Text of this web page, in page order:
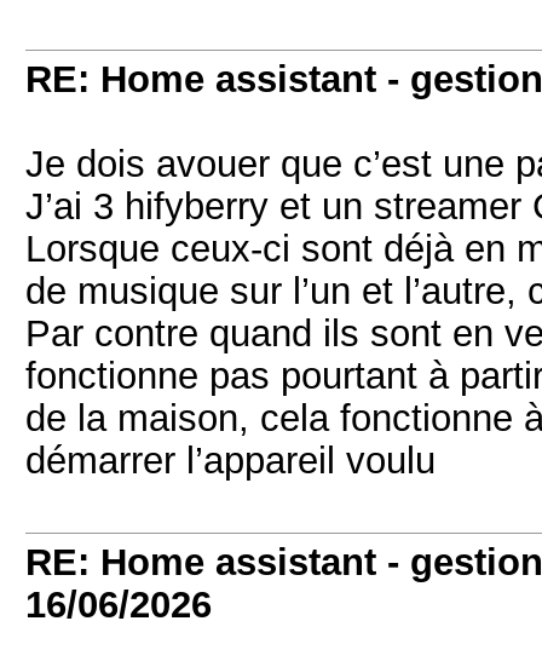
RE: Home assistant -
Je dois avouer que c’est une
J’ai 3 hifyberry et un
Lorsque ceux-ci sont déjà en
de musique sur l’un et
Par contre quand ils sont en
fonctionne pas pourtant à
de la maison, cela fonctionne
démarrer l’appareil voulu
RE: Home assistant -
16/06/2026